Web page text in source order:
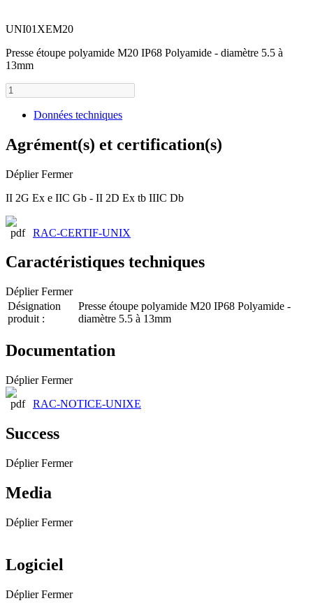
UNI01XEM20
Presse étoupe polyamide M20 IP68 Polyamide - diamètre 5.5 à
13mm
Données techniques
Agrément(s) et certification(s)
Déplier Fermer
II 2G Ex e IIC Gb - II 2D Ex tb IIIC Db
RAC-CERTIF-UNIX
Caractéristiques techniques
Déplier Fermer
Désignation
produit :
Presse étoupe polyamide M20 IP68 Polyamide -
diamètre 5.5 à 13mm
Documentation
Déplier Fermer
RAC-NOTICE-UNIXE
Success
Déplier Fermer
Media
Déplier Fermer
Logiciel
Déplier Fermer